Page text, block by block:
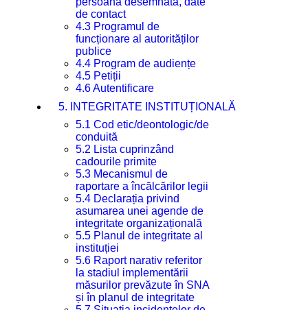
de contact
4.3 Programul de
funcționare al autorităților
publice
4.4 Program de audiențe
4.5 Petiții
4.6 Autentificare
5. INTEGRITATE INSTITUȚIONALĂ
5.1 Cod etic/deontologic/de
conduită
5.2 Lista cuprinzând
cadourile primite
5.3 Mecanismul de
raportare a încălcărilor legii
5.4 Declarația privind
asumarea unei agende de
integritate organizațională
5.5 Planul de integritate al
instituției
5.6 Raport narativ referitor
la stadiul implementării
măsurilor prevăzute în SNA
și în planul de integritate